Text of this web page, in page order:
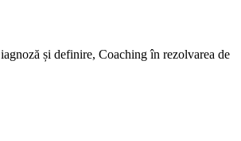
și definire, Coaching în rezolvarea de